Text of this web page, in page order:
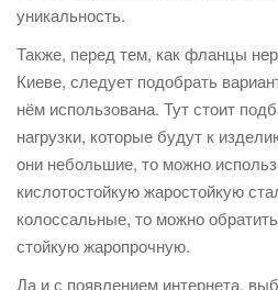
уникальность.
Также, перед тем, как фланцы
Киеве, следует подобрать
нём использована. Тут стоит
нагрузки, которые будут к
они небольшие, то можно
кислотостойкую жаростойкую
колоссальные, то можно
стойкую жаропрочную.
Да и с появлением интернета,